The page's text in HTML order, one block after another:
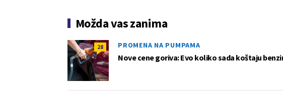
Možda vas zanima
28 PROMENA NA PUMPAMA
Nove cene goriva: Evo koliko sada koštaju